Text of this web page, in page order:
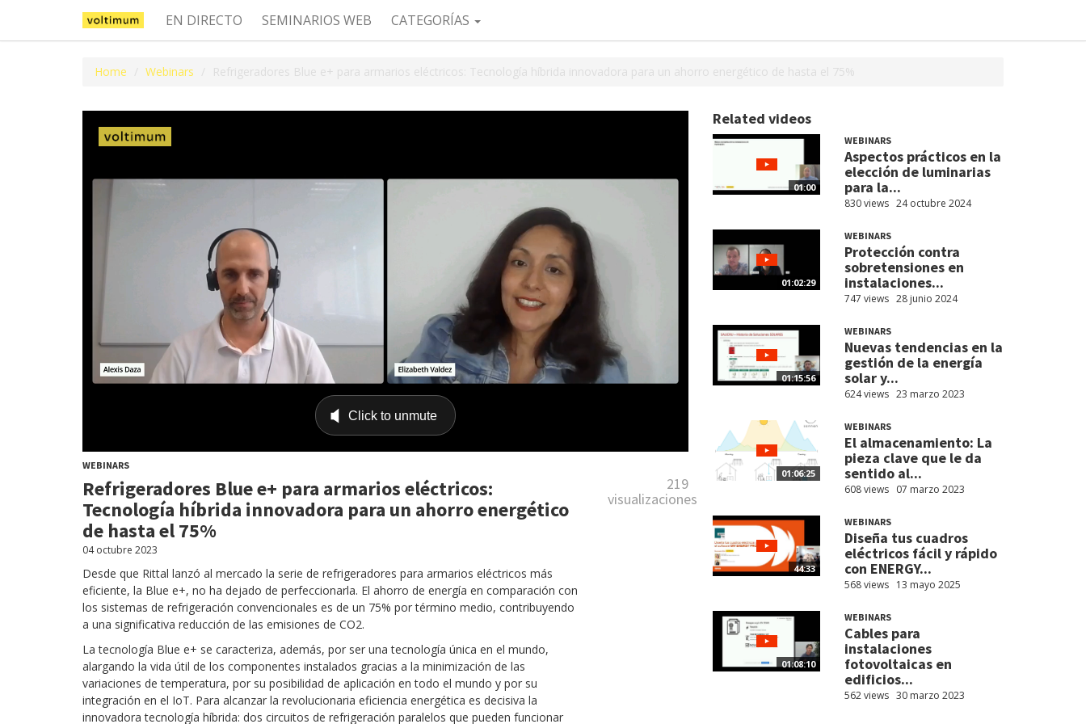
EN DIRECTO SEMINARIOS WEB CATEGORÍAS
Home Webinars Refrigeradores Blue e+ para armarios eléctricos: Tecnología híbrida innovadora para un ahorro energético de hasta el 75%
WEBINARS
Refrigeradores Blue e+ para armarios eléctricos:
Tecnología híbrida innovadora para un ahorro energético
de hasta el 75%
219
visualizaciones
04 octubre 2023
Desde que Rittal lanzó al mercado la serie de refrigeradores para armarios eléctricos más
eficiente, la Blue e+, no ha dejado de perfeccionarla. El ahorro de energía en comparación con
los sistemas de refrigeración convencionales es de un 75% por término medio, contribuyendo
a una significativa reducción de las emisiones de CO2.
La tecnología Blue e+ se caracteriza, además, por ser una tecnología única en el mundo,
alargando la vida útil de los componentes instalados gracias a la minimización de las
variaciones de temperatura, por su posibilidad de aplicación en todo el mundo y por su
integración en el IoT. Para alcanzar la revolucionaria eficiencia energética es decisiva la
innovadora tecnología híbrida: dos circuitos de refrigeración paralelos que pueden funcionar
Related videos
01:00
WEBINARS
Aspectos prácticos en la
elección de luminarias
para la...
830 views 24 octubre 2024
01:02:29
WEBINARS
Protección contra
sobretensiones en
instalaciones...
747 views 28 junio 2024
01:15:56
WEBINARS
Nuevas tendencias en la
gestión de la energía
solar y...
624 views 23 marzo 2023
01:06:25
WEBINARS
El almacenamiento: La
pieza clave que le da
sentido al...
608 views 07 marzo 2023
44:33
WEBINARS
Diseña tus cuadros
eléctricos fácil y rápido
con ENERGY...
568 views 13 mayo 2025
01:08:10
WEBINARS
Cables para
instalaciones
fotovoltaicas en
edificios...
562 views 30 marzo 2023